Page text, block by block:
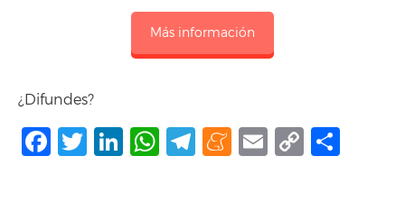
Más información
¿Difundes?
Facebook
Twitter
LinkedIn
WhatsApp
Telegram
Meneame
Email
Copy